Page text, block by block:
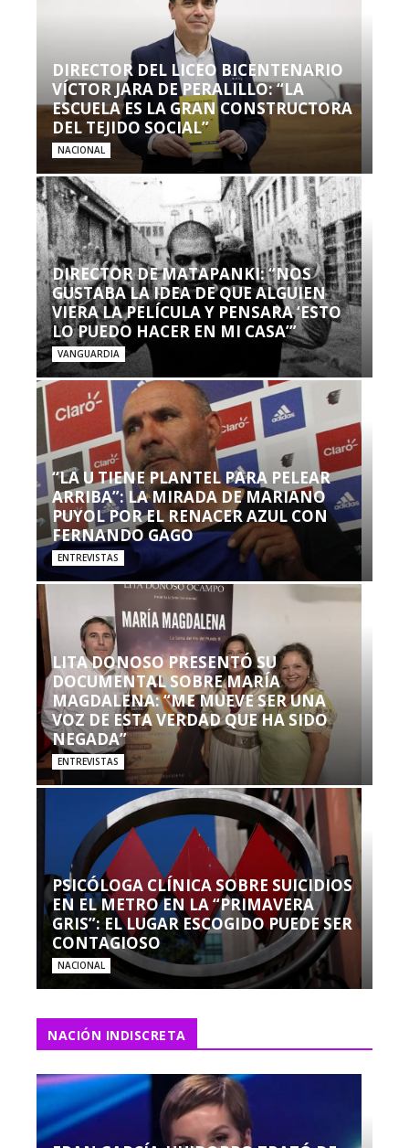
DIRECTOR DEL LICEO BICENTENARIO
VÍCTOR JARA DE PERALILLO: “LA
ESCUELA ES LA GRAN CONSTRUCTORA
DEL TEJIDO SOCIAL”
NACIONAL
DIRECTOR DE MATAPANKI: “NOS
GUSTABA LA IDEA DE QUE ALGUIEN
VIERA LA PELÍCULA Y PENSARA ‘ESTO
LO PUEDO HACER EN MI CASA’”
VANGUARDIA
“LA U TIENE PLANTEL PARA PELEAR
ARRIBA”: LA MIRADA DE MARIANO
PUYOL POR EL RENACER AZUL CON
FERNANDO GAGO
ENTREVISTAS
LITA DONOSO PRESENTÓ SU
DOCUMENTAL SOBRE MARÍA
MAGDALENA: “ME MUEVE SER UNA
VOZ DE ESTA VERDAD QUE HA SIDO
NEGADA”
ENTREVISTAS
PSICÓLOGA CLÍNICA SOBRE SUICIDIOS
EN EL METRO EN LA “PRIMAVERA
GRIS”: EL LUGAR ESCOGIDO PUEDE SER
CONTAGIOSO
NACIONAL
NACIÓN INDISCRETA